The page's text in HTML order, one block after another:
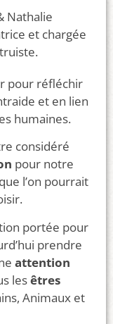
Nathalie
et chargée
pour réfléchir
et en lien
humaines.
considéré
pour notre
l’on pourrait
portée pour
prendre
attention
lesêtres
Animaux et